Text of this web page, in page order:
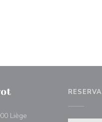
Liège
RESERVA